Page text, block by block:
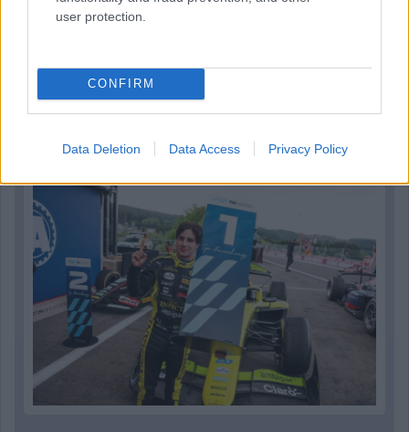
user protection.
CONFIRM
Data Deletion Data Access Privacy Policy
8 órája
pletykákról